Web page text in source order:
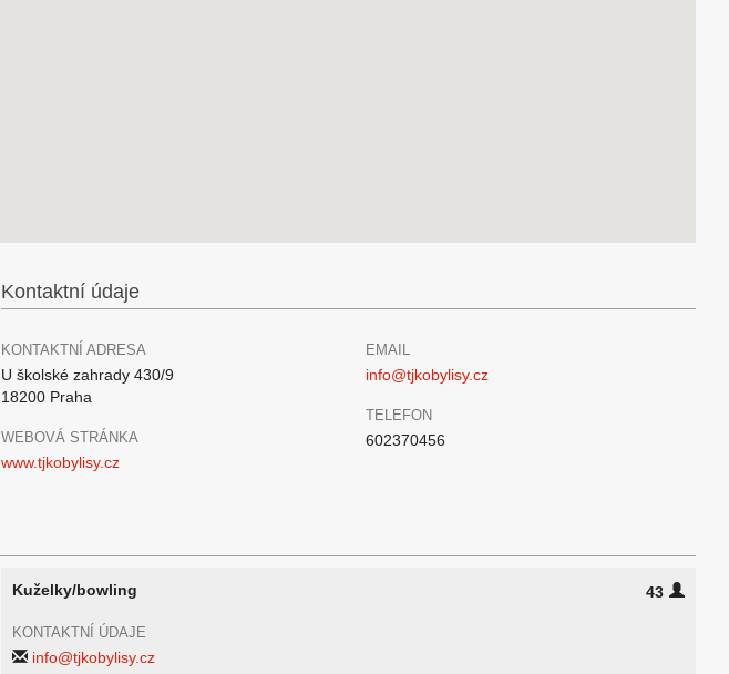
Kontaktní údaje
KONTAKTNÍ ADRESA
U školské zahrady 430/9
18200 Praha
WEBOVÁ STRÁNKA
www.tjkobylisy.cz
EMAIL
info@tjkobylisy.cz
TELEFON
602370456
Kuželky/bowling 43
KONTAKTNÍ ÚDAJE
info@tjkobylisy.cz